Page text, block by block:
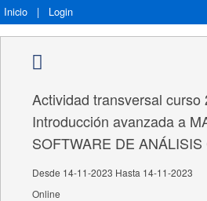
Inicio | Login
Actividad transversal curso
Introducción avanzada a
SOFTWARE DE ANÁLISIS
Desde 14-11-2023 Hasta 14-11-2023
Online